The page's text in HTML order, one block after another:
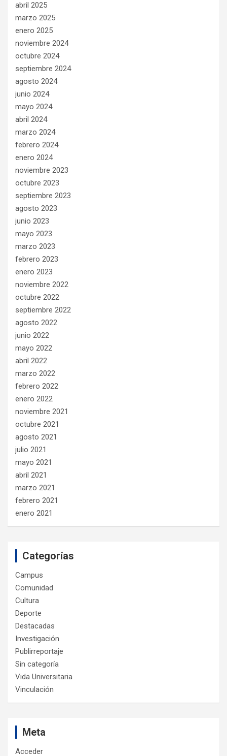
abril 2025
marzo 2025
enero 2025
noviembre 2024
octubre 2024
septiembre 2024
agosto 2024
junio 2024
mayo 2024
abril 2024
marzo 2024
febrero 2024
enero 2024
noviembre 2023
octubre 2023
septiembre 2023
agosto 2023
junio 2023
mayo 2023
marzo 2023
febrero 2023
enero 2023
noviembre 2022
octubre 2022
septiembre 2022
agosto 2022
junio 2022
mayo 2022
abril 2022
marzo 2022
febrero 2022
enero 2022
noviembre 2021
octubre 2021
agosto 2021
julio 2021
mayo 2021
abril 2021
marzo 2021
febrero 2021
enero 2021
Categorías
Campus
Comunidad
Cultura
Deporte
Destacadas
Investigación
Publirreportaje
Sin categoría
Vida Universitaria
Vinculación
Meta
Acceder